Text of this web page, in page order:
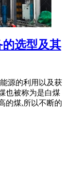
选型及其
源的利用以及获
也被称为是白煤
的煤,所以不断的